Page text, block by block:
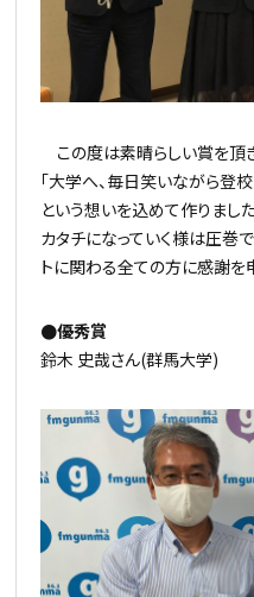
この度は素晴らしい賞を頂
「大学へ、毎日笑いながら登
という想いを込めて作りまし
カタチになっていく様は圧巻
トに関わる全ての方に感謝を
●優秀賞
鈴木 史哉さん(群馬大学)